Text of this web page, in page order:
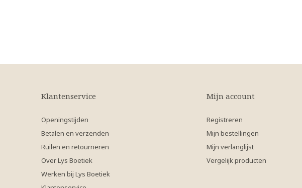
Klantenservice
Openingstijden
Betalen en verzenden
Ruilen en retourneren
Over Lys Boetiek
Werken bij Lys Boetiek
Mijn account
Registreren
Mijn bestellingen
Mijn verlanglijst
Vergelijk producten